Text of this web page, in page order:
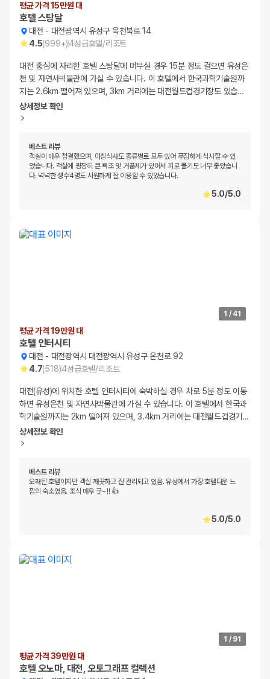
평균 가격 15만원 대
호텔 스탕달
대전 - 대전광역시 유성구 옥천북로 14
4.5(999+)4성급호텔/리조트
대전 중심에 자리한 호텔 스탕달에 머무실 경우 15분 정도 걸으면 유성온
천 및 자연사박물관에 가실 수 있습니다. 이 호텔에서 한국과학기술원까
지는 2.6km 떨어져 있으며, 3km 거리에는 대전월드컵경기장도 있습…
상세정보 확인
베스트 리뷰
객실이 매우 청결했으며, 아침식사도 종류별로 모두 있어 푸짐하게 식사할 수 있
었습니다. 객실에 굉장히 큰 욕조 및 거품제가 있어서 피로 풀기도 너무 좋았습니
다. 넉넉한 생수4명도 시원하게 잘 이용할 수 있었습니다.
5.0/5.0
1 / 41
평균 가격 19만원 대
호텔 인터시티
대전 - 대전광역시 대전광역시 유성구 온천로 92
4.7(518)4성급호텔/리조트
대전(유성)에 위치한 호텔 인터시티에 숙박하실 경우 차로 5분 정도 이동
하면 유성온천 및 자연사박물관에 가실 수 있습니다. 이 호텔에서 한국과
학기술원까지는 2km 떨어져 있으며, 3.4km 거리에는 대전월드컵경기 …
상세정보 확인
베스트 리뷰
오래된 호텔이지만 객실 깨끗하고 잘 관리되고 있음. 유성에서 가장 호텔다운 느
낌의 숙소였음. 조식 매우 굿~!! 👍
5.0/5.0
1 / 91
평균 가격 39만원 대
호텔 오노마, 대전, 오토그래프 컬렉션